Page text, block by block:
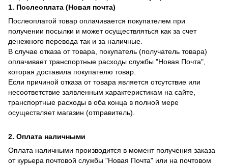
1. Послеоплата (Новая почта)
Послеоплатой товар оплачивается покупателем при
получении посылки и может осуществляться как за счет
денежного перевода так и за наличные.
В случае отказа от товара, покупатель (получатель товара)
оплачивает транспортные расходы службы "Новая Почта",
которая доставила покупателю товар.
Если причиной отказа от товара является отсутствие или
несоответствие заявленным характеристикам на сайте,
транспортные расходы в оба конца в полной мере
осуществляет магазин (отправитель).
2. Оплата наличными
Оплата наличными производится в момент получения заказа
от курьера почтовой службы "Новая Почта" или на почтовом